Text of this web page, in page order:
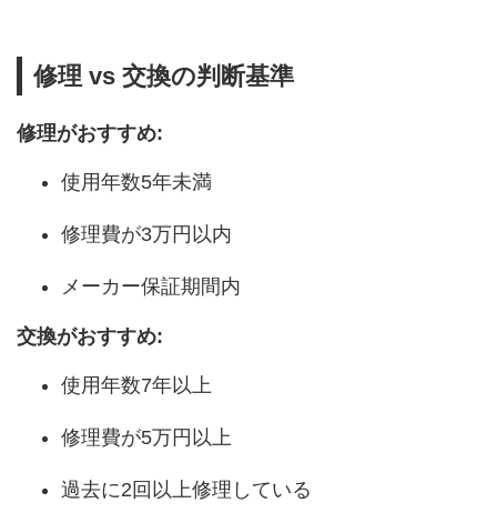
修理 vs 交換の判断基準
修理がおすすめ:
使用年数5年未満
修理費が3万円以内
メーカー保証期間内
交換がおすすめ:
使用年数7年以上
修理費が5万円以上
過去に2回以上修理している